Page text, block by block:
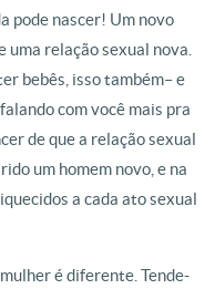
pode nascer! Um novo
uma relação sexual nova.
bebês, isso também– e
com você mais pra
de que a relação sexual
um homem novo, e na
a cada ato sexual
é diferente. Tende-